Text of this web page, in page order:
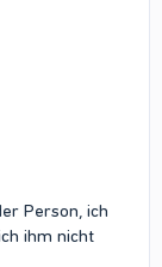
Person, ich
ihm nicht